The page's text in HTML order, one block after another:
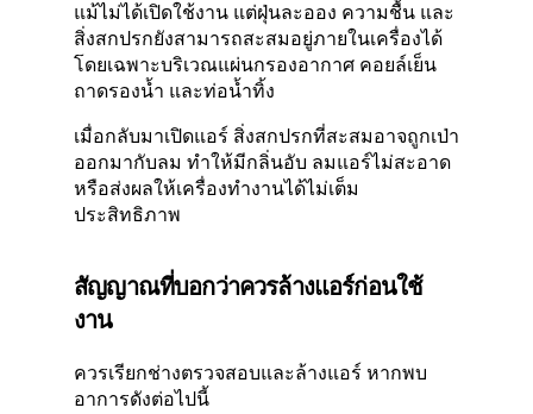
แม้ไม่ได้เปิดใช้งาน แต่ฝุ่นละออง ความชื้น และ
สิ่งสกปรกยังสามารถสะสมอยู่ภายในเครื่องได้
โดยเฉพาะบริเวณแผ่นกรองอากาศ คอยล์เย็น
ถาดรองน้ำ และท่อน้ำทิ้ง
เมื่อกลับมาเปิดแอร์ สิ่งสกปรกที่สะสมอาจถูกเป่า
ออกมากับลม ทำให้มีกลิ่นอับ ลมแอร์ไม่สะอาด
หรือส่งผลให้เครื่องทำงานได้ไม่เต็ม
ประสิทธิภาพ
สัญญาณที่บอกว่าควรล้างแอร์ก่อนใช้
งาน
ควรเรียกช่างตรวจสอบและล้างแอร์ หากพบ
อาการดังต่อไปนี้